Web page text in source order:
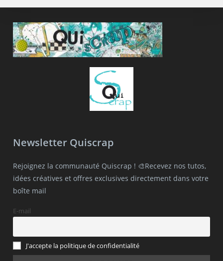
Newsletter Quiscrap
Rejoignez la communauté Quiscrap ! 🎨Recevez nos tutos,
idées créatives et offres exclusives directement dans votre
boîte mail
E-mail
J'accepte la politique de confidentialité